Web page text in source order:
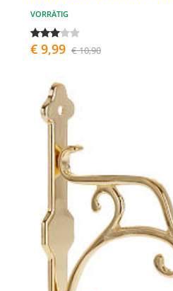
VORRÄTIG
€ 9,99 € 10,90